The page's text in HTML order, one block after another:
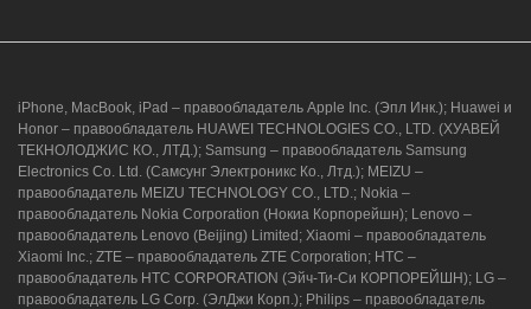
iPhone, MacBook, iPad – правообладатель Apple Inc. (Эпл Инк.); Huawei и
Honor – правообладатель HUAWEI TECHNOLOGIES CO., LTD. (ХУАВЕЙ
ТЕКНОЛОДЖИС КО., ЛТД.); Samsung – правообладатель Samsung
Electronics Co. Ltd. (Самсунг Электроникс Ко., Лтд.); MEIZU –
правообладатель MEIZU TECHNOLOGY CO., LTD.; Nokia –
правообладатель Nokia Corporation (Нокиа Корпорейшн); Lenovo –
правообладатель Lenovo (Beijing) Limited; Xiaomi – правообладатель
Xiaomi Inc.; ZTE – правообладатель ZTE Corporation; HTC –
правообладатель HTC CORPORATION (Эйч-Ти-Си КОРПОРЕЙШН); LG –
правообладатель LG Corp. (ЭлДжи Корп.); Philips – правообладатель